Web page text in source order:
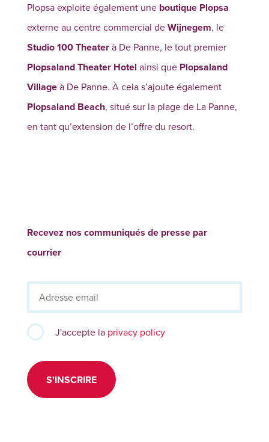
Plopsa exploite également une boutique Plopsa
externe au centre commercial deWijnegem, le
Studio 100 Theaterà De Panne, le tout premier
Plopsaland Theater Hotel ainsi que Plopsaland
Villageà De Panne. À cela s’ajoute également
Plopsaland Beach, situé sur la plage de La Panne,
en tant qu’extension de l’offre du resort.
Recevez nos communiqués de presse par
courrier
J'accepte la privacy policy
S'INSCRIRE